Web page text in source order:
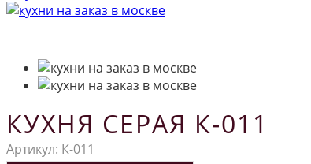
КУХНЯ СЕРАЯ К-011
Артикул: К-011